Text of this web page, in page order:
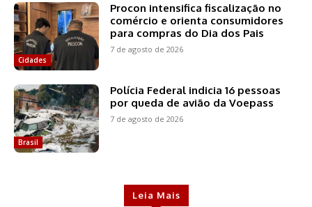
Cidades
Procon intensifica fiscalização no
comércio e orienta consumidores
para compras do Dia dos Pais
7 de agosto de 2026
Brasil
Polícia Federal indicia 16 pessoas
por queda de avião da Voepass
7 de agosto de 2026
Leia Mais